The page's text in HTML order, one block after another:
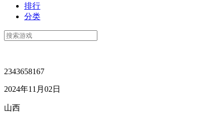
排行
分类
2343658167
2024年11月02日
山西